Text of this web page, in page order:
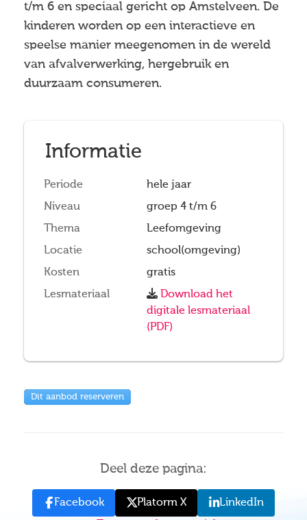
t/m 6 en speciaal gericht op Amstelveen. De
kinderen worden op een interactieve en
speelse manier meegenomen in de wereld
van afvalverwerking, hergebruik en
duurzaam consumeren.
Informatie
Periode
hele jaar
Niveau
groep 4 t/m 6
Thema
Leefomgeving
Locatie
school(omgeving)
Kosten
gratis
Lesmateriaal
Download het
digitale lesmateriaal
(PDF)
Dit aanbod reserveren
Deel deze pagina:
Facebook Platorm X
LinkedIn